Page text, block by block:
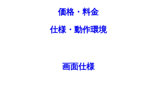
価格・料金
仕様・動作環境
画面仕様